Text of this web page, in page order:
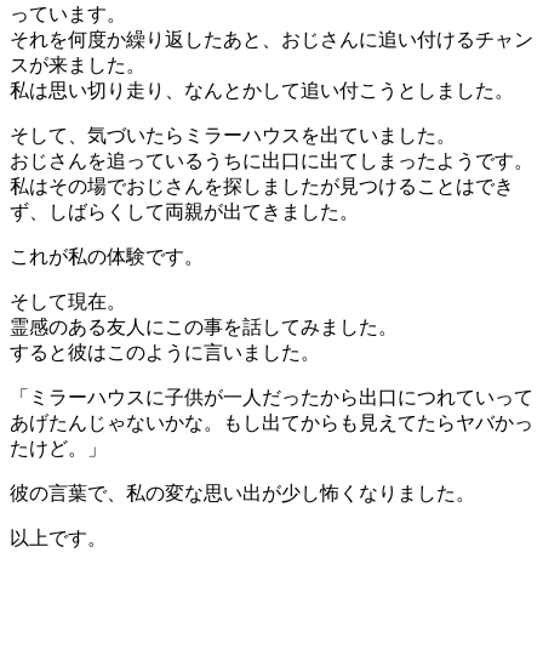
っています。
それを何度か繰り返したあと、おじさんに追い付けるチャン
スが来ました。
私は思い切り走り、なんとかして追い付こうとしました。
そして、気づいたらミラーハウスを出ていました。
おじさんを追っているうちに出口に出てしまったようです。
私はその場でおじさんを探しましたが見つけることはでき
ず、しばらくして両親が出てきました。
これが私の体験です。
そして現在。
霊感のある友人にこの事を話してみました。
すると彼はこのように言いました。
「ミラーハウスに子供が一人だったから出口につれていって
あげたんじゃないかな。もし出てからも見えてたらヤバかっ
たけど。」
彼の言葉で、私の変な思い出が少し怖くなりました。
以上です。